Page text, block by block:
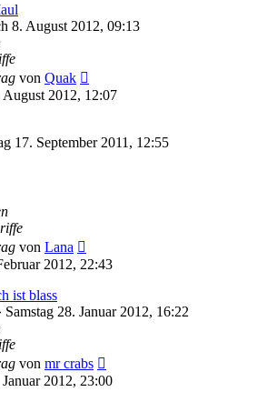
8. August 2012, 09:13
von Quak
2012, 12:07
17. September 2011, 12:55
von Lana
2012, 22:43
ist blass
Samstag 28. Januar 2012, 16:22
von mr crabs
2012, 23:00